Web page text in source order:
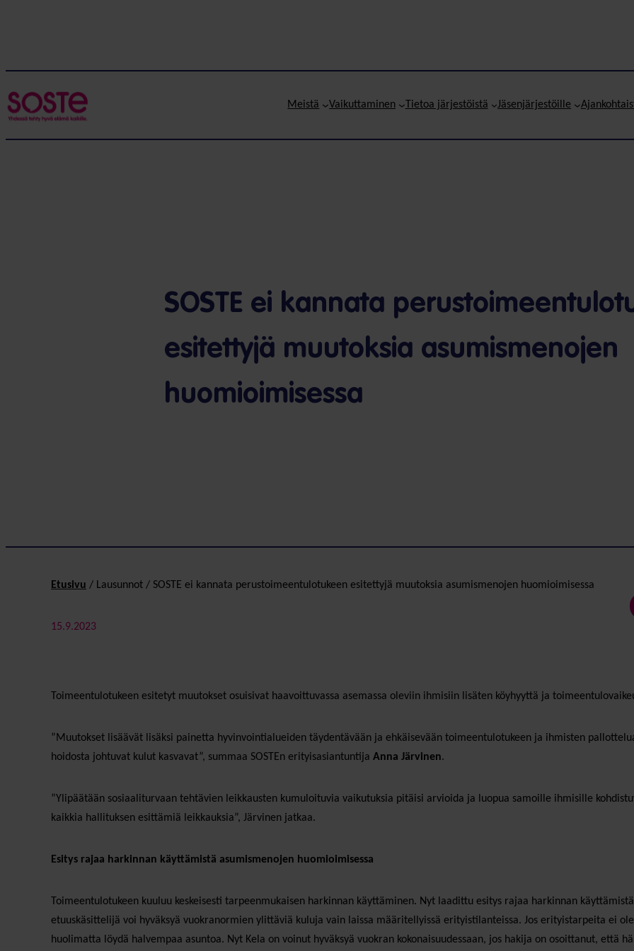
Meistä Vaikuttaminen Tietoa järjestöistä Jäsenjärjestöille
SOSTE ei kannata
esitettyjä muutoksia asumismenojen
huomioimisessa
Etusivu / Lausunnot / SOSTE ei kannata perustoimeen­tulotukeen esitettyjä muutoksia asumismenojen huomioimisessa
15.9.2023
Toimeentulotukeen esitetyt muutokset osuisivat haavoittuvassa asemassa oleviin ihmisiin lisäten köyhyyttä ja
”Muutokset lisäävät lisäksi painetta hyvinvointialueiden täydentävään ja ehkäisevään toimeentulotukeen ja ihmisten
hoidosta johtuvat kulut kasvavat”, summaa SOSTEn erityisasiantuntija Anna Järvinen.
”Ylipäätään sosiaaliturvaan tehtävien leikkausten kumuloituvia vaikutuksia pitäisi arvioida ja luopua samoille ihmisille
kaikkia hallituksen esittämiä leikkauksia”, Järvinen jatkaa.
Esitys rajaa harkinnan käyttämistä asumismenojen huomioimisessa
Toimeentulotukeen kuuluu keskeisesti tarpeenmukaisen harkinnan käyttäminen. Nyt laadittu esitys rajaa harkinnan
etuuskäsittelijä voi hyväksyä vuokranormien ylittäviä kuluja vain laissa määritellyissä erityistilanteissa. Jos erityistarpeita ei
huolimatta löydä halvempaa asuntoa. Nyt Kela on voinut hyväksyä vuokran kokonaisuudessaan, jos hakija on osoittanut, että